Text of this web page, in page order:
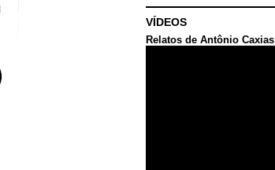
VÍDEOS
Relatos de Antônio Caxias